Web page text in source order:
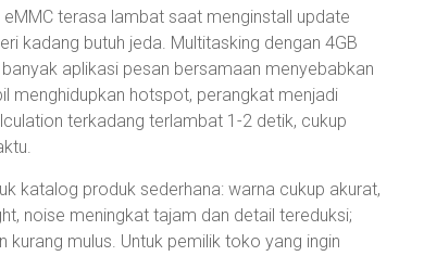
terasa lambat saat menginstall update
kadang butuh jeda. Multitasking dengan 4GB
aplikasi pesan bersamaan menyebabkan
menghidupkan hotspot, perangkat menjadi
terkadang terlambat 1-2 detik, cukup
katalog produk sederhana: warna cukup akurat,
noise meningkat tajam dan detail tereduksi;
mulus. Untuk pemilik toko yang ingin